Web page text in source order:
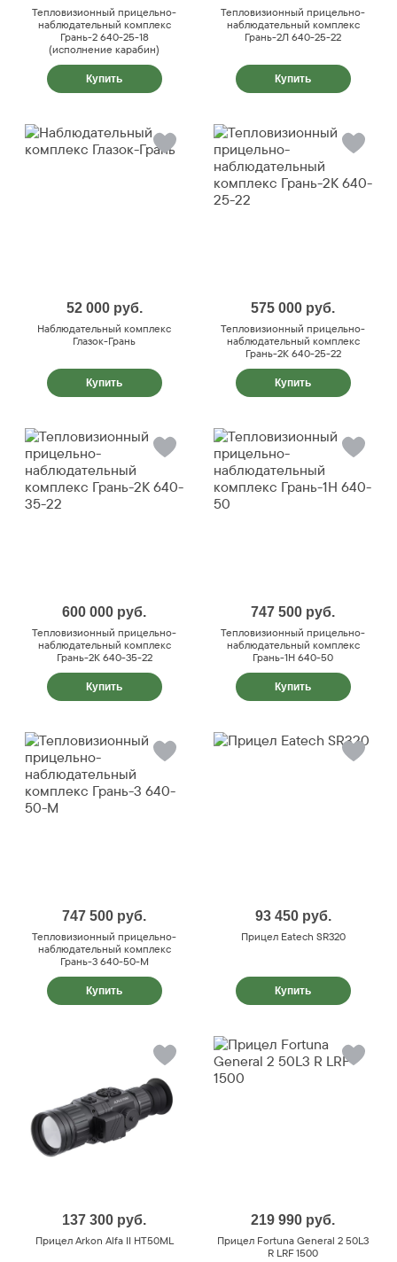
Тепловизионный прицельно-
наблюдательный комплекс
Грань-2 640-25-18
(исполнение карабин)
Купить
Тепловизионный прицельно-
наблюдательный комплекс
Грань-2Л 640-25-22
Купить
52 000 руб.
Наблюдательный комплекс
Глазок-Грань
Купить
575 000 руб.
Тепловизионный прицельно-
наблюдательный комплекс
Грань-2К 640-25-22
Купить
600 000 руб.
Тепловизионный прицельно-
наблюдательный комплекс
Грань-2К 640-35-22
Купить
747 500 руб.
Тепловизионный прицельно-
наблюдательный комплекс
Грань-1Н 640-50
Купить
747 500 руб.
Тепловизионный прицельно-
наблюдательный комплекс
Грань-3 640-50-М
Купить
93 450 руб.
Прицел Eatech SR320
Купить
137 300 руб.
Прицел Arkon Alfa II HT50ML
219 990 руб.
Прицел Fortuna General 2 50L3
R LRF 1500